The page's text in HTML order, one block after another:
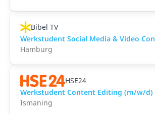
Bibel TV
Werkstudent Social Media & Video
Hamburg
HSE24
Werkstudent Content Editing (m/w/d)
Ismaning